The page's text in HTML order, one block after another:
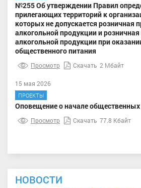
№255 Об утверждении Правил
прилегающих территорий к
которых не допускается розничная
алкогольной продукции и
алкогольной продукции при
общественного питания
Просмотр Скачать 2 Мбайт
15 мая 2026
ПРОЕКТЫ
Оповещение о начале
Просмотр Скачать 77.8 Кбайт
НОВОСТИ